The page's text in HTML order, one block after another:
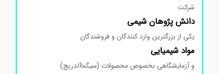
شرکت
دانش پژوهان شیمی
یکی از بزرگترین وارد کنندگان و فروشندگان
موادشیمیایی
و آزمایشگاهی بخصوص محصولات (سیگماآلدریچ)